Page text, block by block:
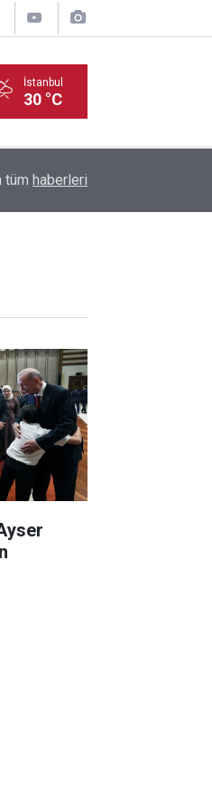
İstanbul
30 °C
Günü KAFUM’da Sahne
tüm haberleri